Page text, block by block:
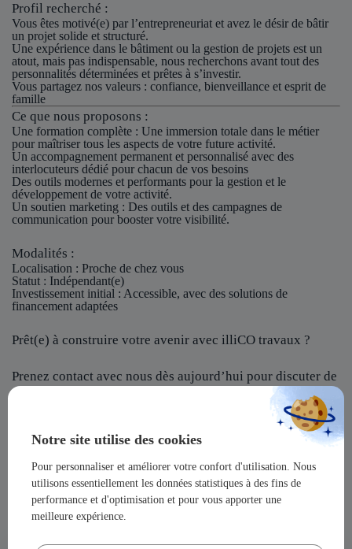
Notre site utilise des cookies
Pour personnaliser et améliorer votre confort d'utilisation. Nous
utilisons essentiellement les données statistiques à des fins de
performance et d'optimisation et pour vous apporter une
meilleure expérience.
Profil recherché :
Vous êtes motivé(e) par l’entrepreneuriat et avez le désir de bâtir
un projet solide et structuré.
Une expérience dans le bâtiment ou la gestion de projets est un
atout, mais pas indispensable, nous recherchons avant tout des
personnalités déterminées et prêtes à s’investir.
Vous partagez nos valeurs : confiance, bienveillance et esprit de
famille
Ce que nous proposons :
Une formation complète : Une immersion totale dans le métier
pour maîtriser tous les aspects de votre future activité.
Un accompagnement permanent et personnalisé avec des
interlocuteurs dédié pour chacun de vos besoins
Des outils modernes et performants pour la gestion et le
développement de votre activité.
Un soutien marketing : Des outils et des campagnes de
communication pour booster votre visibilité.
Modalités :
Localisation : Proche de chez vous
Statut : Indépendant(e)
Investissement initial : Accessible, avec des solutions de
financement adaptées
Prêt(e) à construire votre avenir avec illiCO travaux ?
Prenez contact avec nous dès aujourd’hui pour discuter de
votre projet et rejoindre notre réseau !
illiCO travaux vous offre l’opportunité de devenir un
acteur majeur dans un secteur dynamique et en pleine
expansion !
Ensemble, construisons votre avenir et votre succès avec
illiCO travaux !